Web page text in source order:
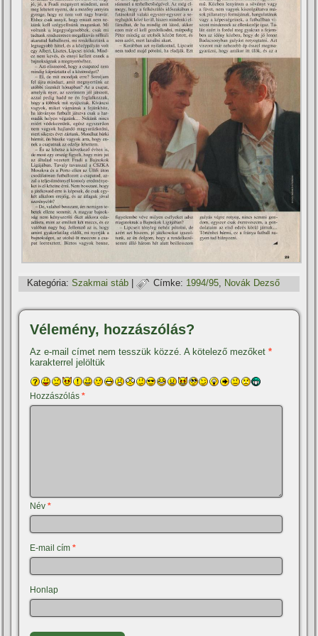
Kategória: Szakmai stáb | Címke: 1994/95, Novák Dezső
Vélemény, hozzászólás?
Az e-mail címet nem tesszük közzé. A kötelező mezőket*
karakterrel jelöltük
Hozzászólás*
Név*
E-mail cím*
Honlap